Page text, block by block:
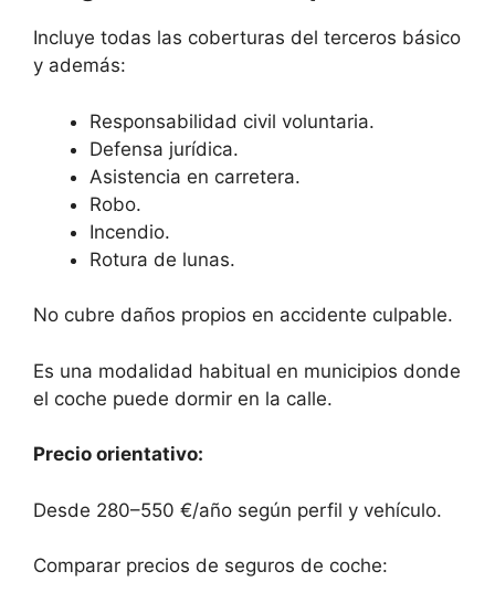
Incluye todas las coberturas del terceros básico
y además:
Responsabilidad civil voluntaria.
Defensa jurídica.
Asistencia en carretera.
Robo.
Incendio.
Rotura de lunas.
No cubre daños propios en accidente culpable.
Es una modalidad habitual en municipios donde
el coche puede dormir en la calle.
Precio orientativo:
Desde 280–550 €/año según perfil y vehículo.
Comparar precios de seguros de coche: